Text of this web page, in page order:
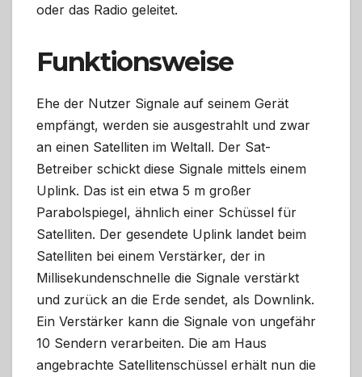
oder das Radio geleitet.
Funktionsweise
Ehe der Nutzer Signale auf seinem Gerät
empfängt, werden sie ausgestrahlt und zwar
an einen Satelliten im Weltall. Der Sat-
Betreiber schickt diese Signale mittels einem
Uplink. Das ist ein etwa 5 m großer
Parabolspiegel, ähnlich einer Schüssel für
Satelliten. Der gesendete Uplink landet beim
Satelliten bei einem Verstärker, der in
Millisekundenschnelle die Signale verstärkt
und zurück an die Erde sendet, als Downlink.
Ein Verstärker kann die Signale von ungefähr
10 Sendern verarbeiten. Die am Haus
angebrachte Satellitenschüssel erhält nun die